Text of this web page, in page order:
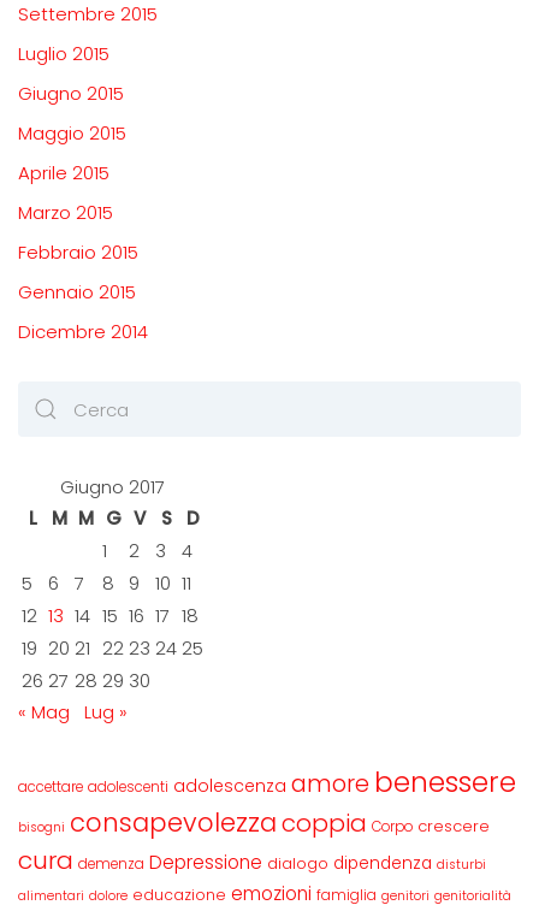
Settembre 2015
Luglio 2015
Giugno 2015
Maggio 2015
Aprile 2015
Marzo 2015
Febbraio 2015
Gennaio 2015
Dicembre 2014
Giugno 2017
L
M M G V S
D
1
2 3
4
5
6 7 8 9 10 11
12 13 14 15 16 17 18
19 20 21 22 23 24 25
26 27 28 29 30
« Mag
Lug »
accettare adolescenti adolescenza amore benessere
bisogni consapevolezzacoppia Corpo crescere
cura demenza Depressione dialogo dipendenza disturbi
alimentari dolore educazione emozioni famiglia genitori genitorialità